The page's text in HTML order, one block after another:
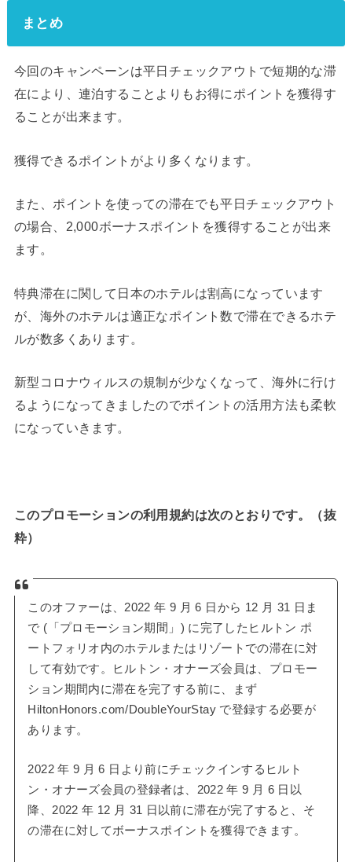
まとめ
今回のキャンペーンは平日チェックアウトで短期的な滞
在により、連泊することよりもお得にポイントを獲得す
ることが出来ます。
獲得できるポイントがより多くなります。
また、ポイントを使っての滞在でも平日チェックアウト
の場合、2,000ボーナスポイントを獲得することが出来
ます。
特典滞在に関して日本のホテルは割高になっています
が、海外のホテルは適正なポイント数で滞在できるホテ
ルが数多くあります。
新型コロナウィルスの規制が少なくなって、海外に行け
るようになってきましたのでポイントの活用方法も柔軟
になっていきます。
このプロモーションの利用規約は次のとおりです。（抜
粋）
このオファーは、2022 年 9 月 6 日から 12 月 31 日ま
で (「プロモーション期間」) に完了したヒルトン ポ
ートフォリオ内のホテルまたはリゾートでの滞在に対
して有効です。ヒルトン・オナーズ会員は、プロモー
ション期間内に滞在を完了する前に、まず
HiltonHonors.com/DoubleYourStay で登録する必要が
あります。
2022 年 9 月 6 日より前にチェックインするヒルト
ン・オナーズ会員の登録者は、2022 年 9 月 6 日以
降、2022 年 12 月 31 日以前に滞在が完了すると、そ
の滞在に対してボーナスポイントを獲得できます。